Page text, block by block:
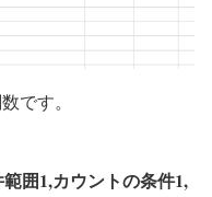
です。
囲1,カウントの条件1,